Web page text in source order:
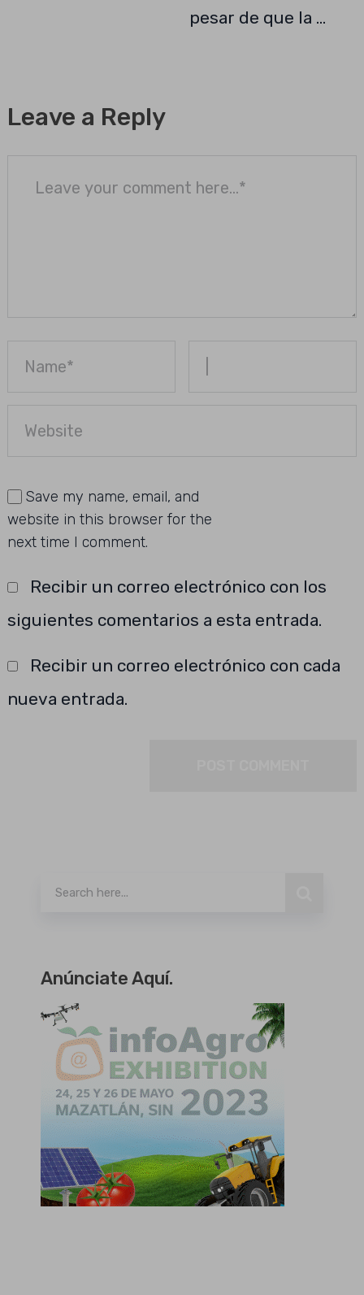
pesar de que la …
Leave a Reply
Save my name, email, and
website in this browser for the
next time I comment.
Recibir un correo electrónico con los
siguientes comentarios a esta entrada.
Recibir un correo electrónico con cada
nueva entrada.
Anúnciate Aquí.